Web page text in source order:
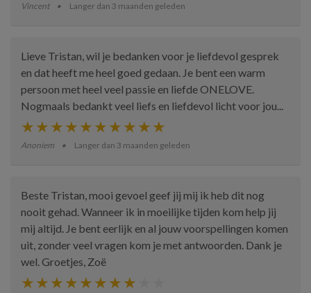
Vincent Langer dan 3 maanden geleden
Lieve Tristan, wil je bedanken voor je liefdevol gesprek
en dat heeft me heel goed gedaan. Je bent een warm
persoon met heel veel passie en liefde ONELOVE.
Nogmaals bedankt veel liefs en liefdevol licht voor jou...
Anoniem Langer dan 3 maanden geleden
Beste Tristan, mooi gevoel geef jij mij ik heb dit nog
nooit gehad. Wanneer ik in moeilijke tijden kom help jij
mij altijd. Je bent eerlijk en al jouw voorspellingen komen
uit, zonder veel vragen kom je met antwoorden. Dank je
wel. Groetjes, Zoë